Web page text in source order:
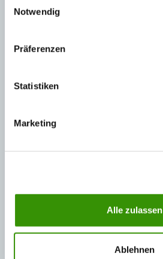
Notwendig
Präferenzen
Statistiken
Marketing
Alle zulassen
Ablehnen
Austrotherm GrEPS Úžľabia